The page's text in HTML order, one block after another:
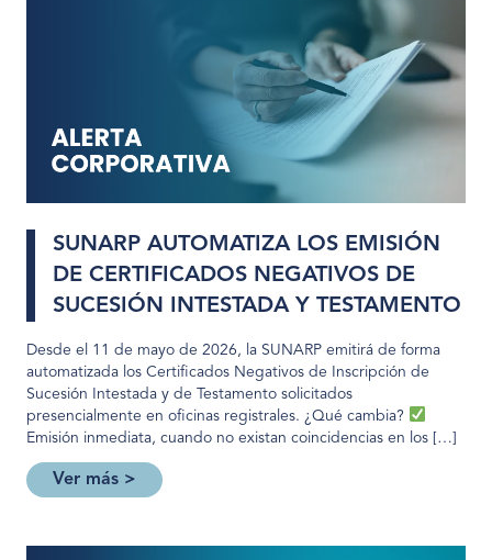
SUNARP AUTOMATIZA LOS EMISIÓN
DE CERTIFICADOS NEGATIVOS DE
SUCESIÓN INTESTADA Y TESTAMENTO
Desde el 11 de mayo de 2026, la SUNARP emitirá de forma
automatizada los Certificados Negativos de Inscripción de
Sucesión Intestada y de Testamento solicitados
presencialmente en oficinas registrales. ¿Qué cambia?
Emisión inmediata, cuando no existan coincidencias en los […]
Ver más >